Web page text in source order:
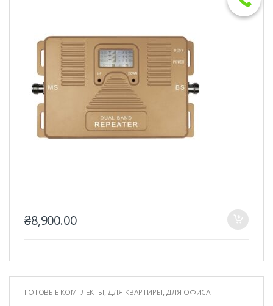
₴8,900.00
ГОТОВЫЕ КОМПЛЕКТЫ, ДЛЯ КВАРТИРЫ, ДЛЯ ОФИСА